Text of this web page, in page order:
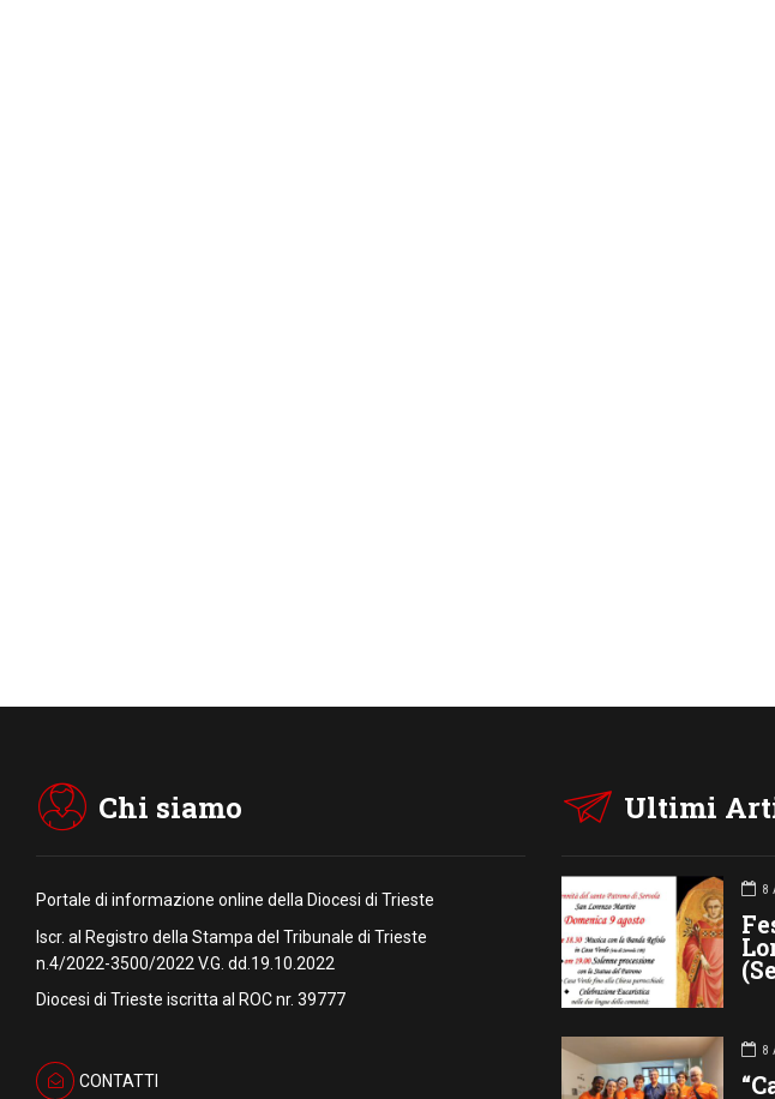
Chi siamo
Portale di informazione online della Diocesi di Trieste
Iscr. al Registro della Stampa del Tribunale di Trieste
n.4/2022-3500/2022 V.G. dd.19.10.2022
Diocesi di Trieste iscritta al ROC nr. 39777
CONTATTI
Ultimi
8
8